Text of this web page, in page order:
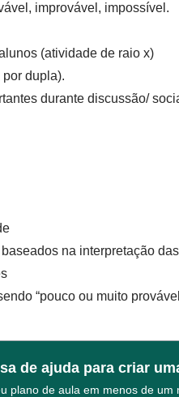
improvável, impossível.
(atividade de raio x)
dupla).
durante discussão/
na interpretação
“pouco ou muito
de ajuda para criar
plano de aula em menos de um